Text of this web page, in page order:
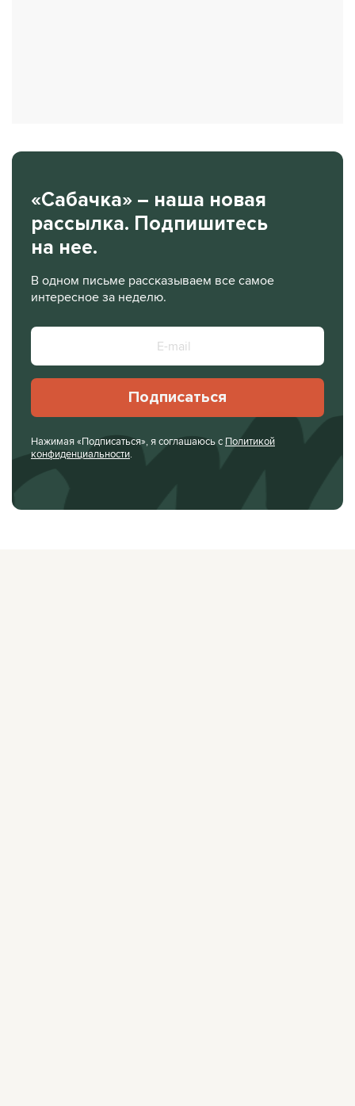
«Сабачка» – наша новая
рассылка. Подпишитесь
на нее.
В одном письме рассказываем все самое
интересное за неделю.
Подписаться
Нажимая «Подписаться», я соглашаюсь с Политикой
конфиденциальности.